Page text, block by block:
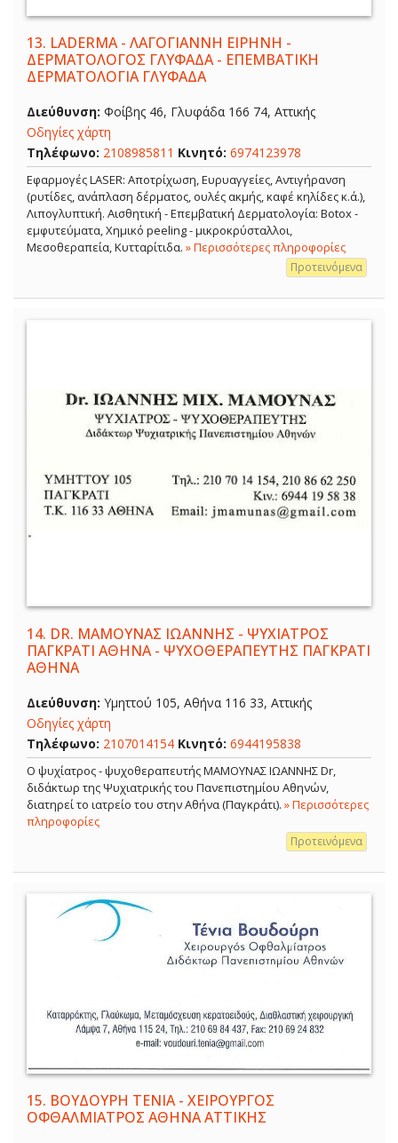
13. LADERMA - ΛΑΓΟΓΙΑΝΝΗ ΕΙΡΗΝΗ -
ΔΕΡΜΑΤΟΛΟΓΟΣ ΓΛΥΦΑΔΑ - ΕΠΕΜΒΑΤΙΚΗ
ΔΕΡΜΑΤΟΛΟΓΙΑ ΓΛΥΦΑΔΑ
Διεύθυνση: Φοίβης 46, Γλυφάδα 166 74, Αττικής
Οδηγίες χάρτη
Τηλέφωνο: 2108985811 Κινητό: 6974123978
Εφαρμογές LASER: Αποτρίχωση, Ευρυαγγείες, Αντιγήρανση
(ρυτίδες, ανάπλαση δέρματος, ουλές ακμής, καφέ κηλίδες κ.ά.),
Λιπογλυπτική. Αισθητική - Επεμβατική Δερματολογία: Botox -
εμφυτεύματα, Χημικό peeling - μικροκρύσταλλοι,
Μεσοθεραπεία, Κυτταρίτιδα. » Περισσότερες πληροφορίες
Προτεινόμενα
14. DR. ΜΑΜΟΥΝΑΣ ΙΩΑΝΝΗΣ - ΨΥΧΙΑΤΡΟΣ
ΠΑΓΚΡΑΤΙ ΑΘΗΝΑ - ΨΥΧΟΘΕΡΑΠΕΥΤΗΣ ΠΑΓΚΡΑΤΙ
ΑΘΗΝΑ
Διεύθυνση: Υμηττού 105, Αθήνα 116 33, Αττικής
Οδηγίες χάρτη
Τηλέφωνο: 2107014154 Κινητό: 6944195838
Ο ψυχίατρος - ψυχοθεραπευτής ΜΑΜΟΥΝΑΣ ΙΩΑΝΝΗΣ Dr,
διδάκτωρ της Ψυχιατρικής του Πανεπιστημίου Αθηνών,
διατηρεί το ιατρείο του στην Αθήνα (Παγκράτι). » Περισσότερες
πληροφορίες
Προτεινόμενα
15. ΒΟΥΔΟΥΡΗ ΤΕΝΙΑ - ΧΕΙΡΟΥΡΓΟΣ
ΟΦΘΑΛΜΙΑΤΡΟΣ ΑΘΗΝΑ ΑΤΤΙΚΗΣ